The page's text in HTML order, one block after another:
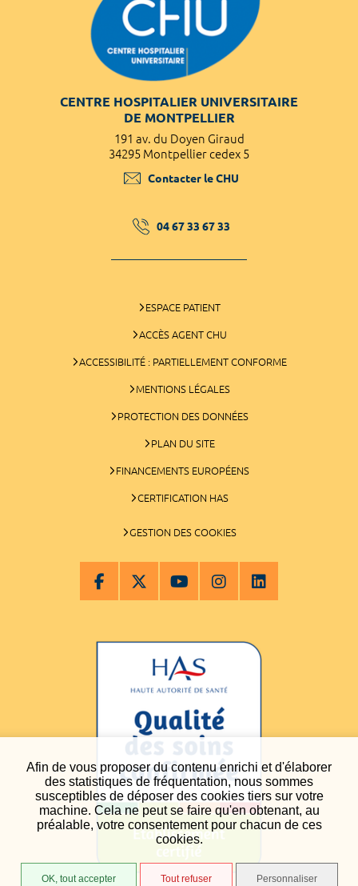
Afin de vous proposer du contenu enrichi et d'élaborer
des statistiques de fréquentation, nous sommes
susceptibles de déposer des cookies tiers sur votre
machine. Cela ne peut se faire qu'en obtenant, au
préalable, votre consentement pour chacun de ces
cookies.
OK, tout accepter Tout refuser Personnaliser
CENTRE HOSPITALIER UNIVERSITAIRE
DE MONTPELLIER
191 av. du Doyen Giraud
34295 Montpellier cedex 5
Contacter le CHU
04 67 33 67 33
ESPACE PATIENT
ACCÈS AGENT CHU
ACCESSIBILITÉ : PARTIELLEMENT CONFORME
MENTIONS LÉGALES
PROTECTION DES DONNÉES
PLAN DU SITE
FINANCEMENTS EUROPÉENS
CERTIFICATION HAS
GESTION DES COOKIES